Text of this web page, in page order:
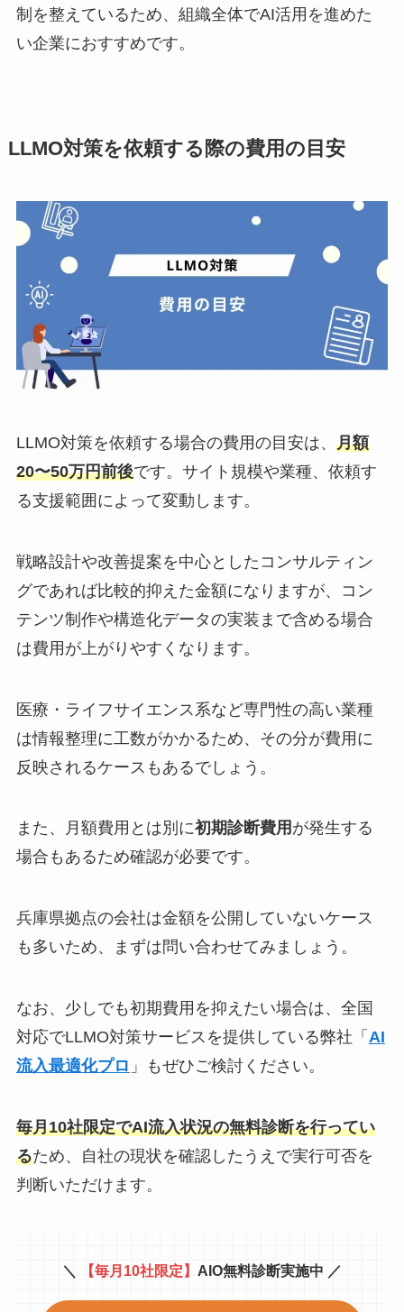
制を整えているため、組織全体でAI活用を進めた
い企業におすすめです。
LLMO対策を依頼する際の費用の目安
LLMO対策を依頼する場合の費用の目安は、 月額
20〜50万円前後です。サイト規模や業種、依頼す
る支援範囲によって変動します。
戦略設計や改善提案を中心としたコンサルティン
グであれば比較的抑えた金額になりますが、コン
テンツ制作や構造化データの実装まで含める場合
は費用が上がりやすくなります。
医療・ライフサイエンス系など専門性の高い業種
は情報整理に工数がかかるため、その分が費用に
反映されるケースもあるでしょう。
また、月額費用とは別に初期診断費用 が発生する
場合もあるため確認が必要です。
兵庫県拠点の会社は金額を公開していないケース
も多いため、まずは問い合わせてみましょう。
なお、少しでも初期費用を抑えたい場合は、全国
対応でLLMO対策サービスを提供している弊社「 AI
流入最適化プロ 」もぜひご検討ください。
毎月10社限定でAI流入状況の無料診断を行ってい
るため、自社の現状を確認したうえで実行可否を
判断いただけます。
＼ 【毎月10社限定】 AIO無料診断実施中 ／